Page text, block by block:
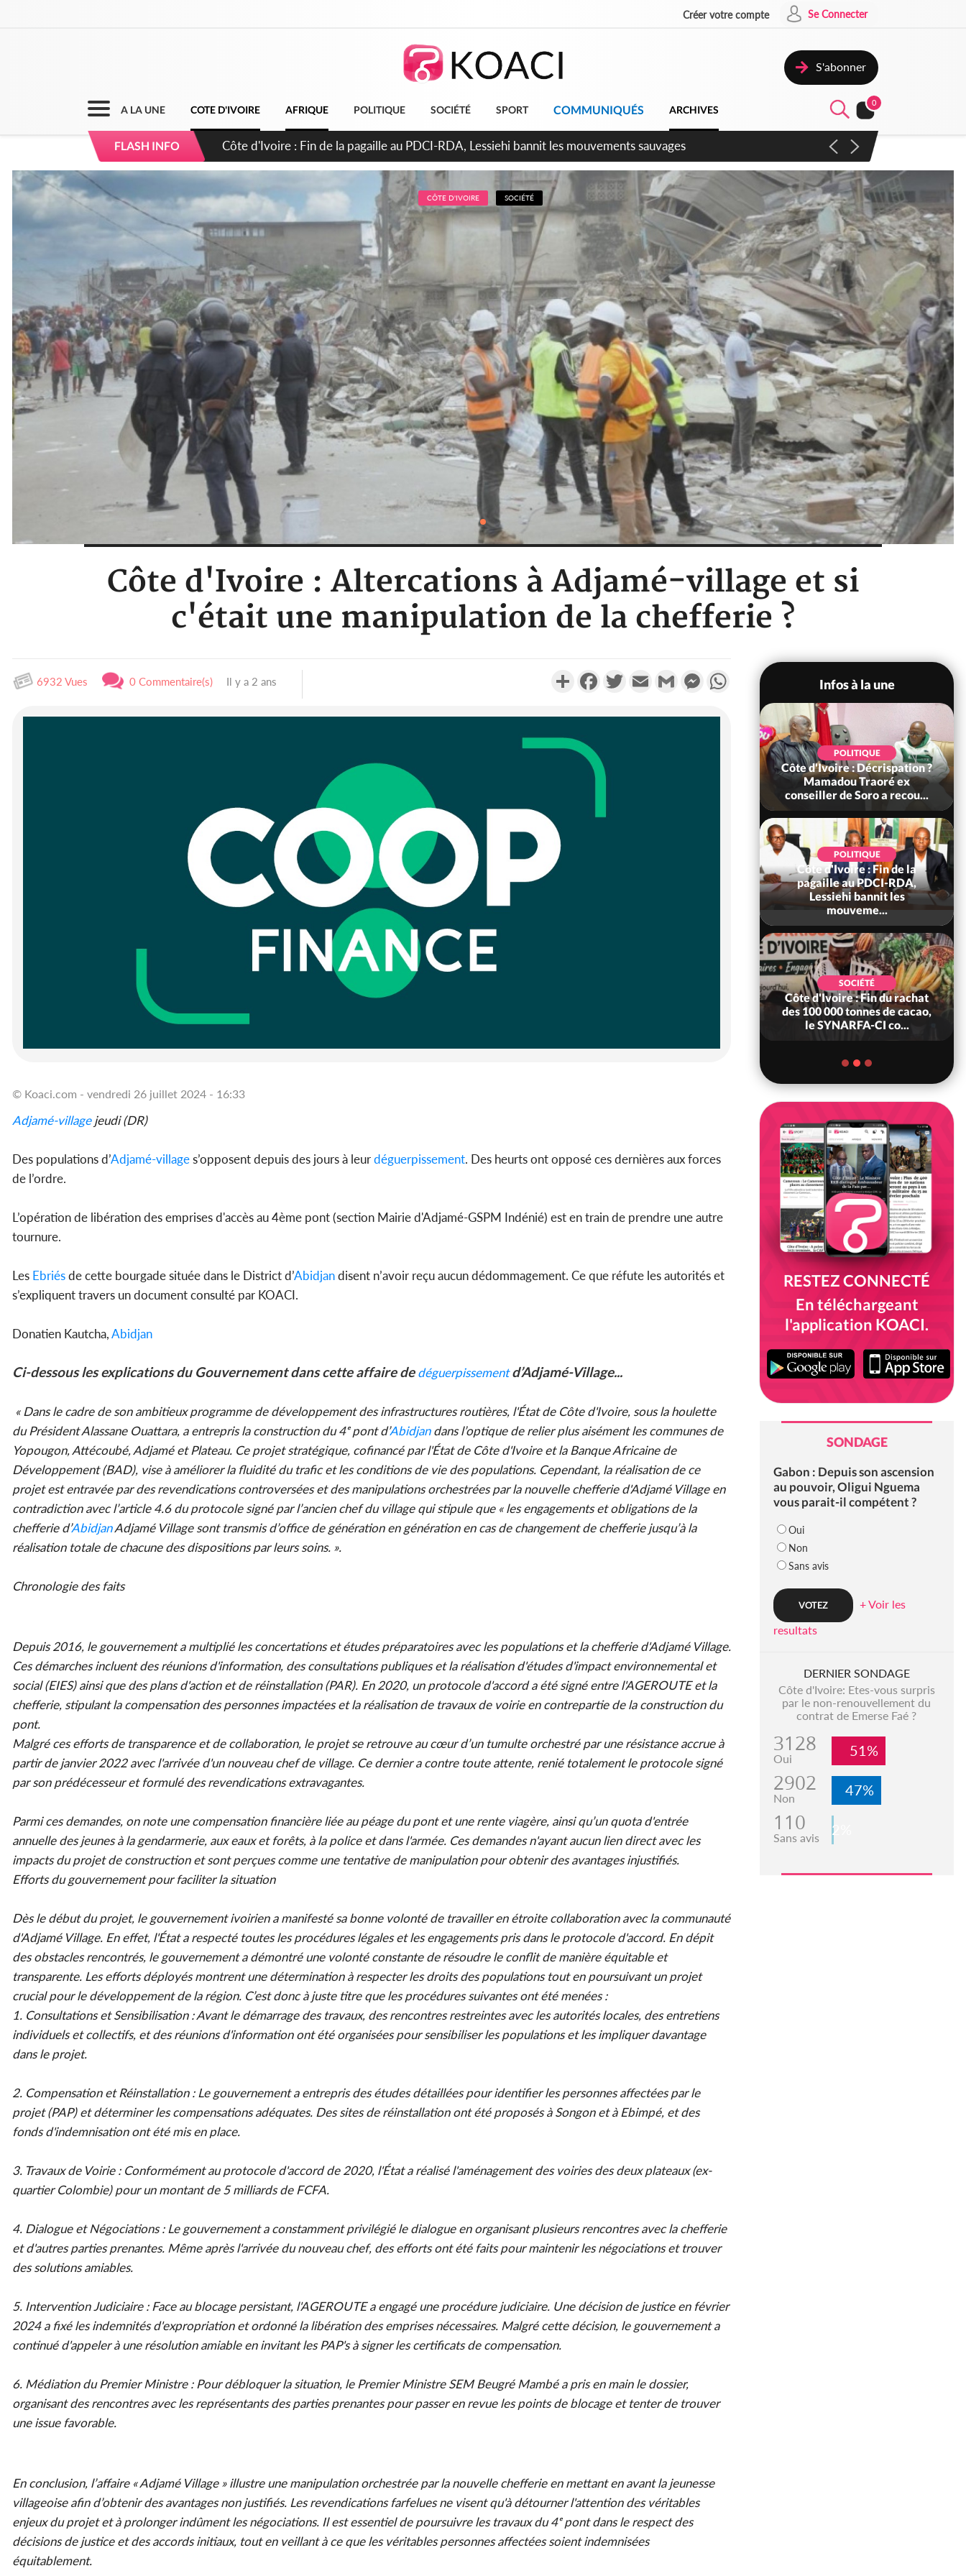
Créer votre compte Se Connecter
S'abonner
A LA UNE COTE D'IVOIRE AFRIQUE POLITIQUE SOCIÉTÉ SPORT COMMUNIQUÉS ARCHIVES
0
FLASH INFO Côte d'Ivoire : Ouattara promet des sanctions contre les déguerpissements illégaux
CÔTE D'IVOIRE SOCIÉTÉ
Côte d'Ivoire : Altercations à Adjamé-village et si
c'était une manipulation de la chefferie ?
6932 Vues 0 Commentaire(s) Il y a 2 ans PartagerFacebookTwitterEmail Gmail MessengerWhatsApp
© Koaci.com - vendredi 26 juillet 2024 - 16:33
Adjamé-villagejeudi (DR)
Des populations d’Adjamé-villages’opposent depuis des jours à leurdéguerpissement. Des heurts ont opposé ces dernières aux forces
de l’ordre.
L’opération de libération des emprises d'accès au 4ème pont (section Mairie d'Adjamé-GSPM Indénié) est en train de prendre une autre
tournure.
Les Ebriésde cette bourgade située dans le District d’Abidjandisent n’avoir reçu aucun dédommagement. Ce que réfute les autorités et
s’expliquent travers un document consulté par KOACI.
Donatien Kautcha,Abidjan
Ci-dessous les explications du Gouvernement dans cette affaire dedéguerpissementd’Adjamé-Village...
« Dans le cadre de son ambitieux programme de développement des infrastructures routières, l'État de Côte d'Ivoire, sous la houlette
du Président Alassane Ouattara, a entrepris la construction du 4ᵉ pont d’Abidjandans l’optique de relier plus aisément les communes de
Yopougon, Attécoubé, Adjamé et Plateau. Ce projet stratégique, cofinancé par l'État de Côte d'Ivoire et la Banque Africaine de
Développement (BAD), vise à améliorer la fluidité du trafic et les conditions de vie des populations. Cependant, la réalisation de ce
projet est entravée par des revendications controversées et des manipulations orchestrées par la nouvelle chefferie d'Adjamé Village en
contradiction avec l’article 4.6 du protocole signé par l’ancien chef du village qui stipule que « les engagements et obligations de la
chefferie d’AbidjanAdjamé Village sont transmis d’office de génération en génération en cas de changement de chefferie jusqu’à la
réalisation totale de chacune des dispositions par leurs soins. ».
Chronologie des faits
Depuis 2016, le gouvernement a multiplié les concertations et études préparatoires avec les populations et la chefferie d'Adjamé Village.
Ces démarches incluent des réunions d'information, des consultations publiques et la réalisation d'études d'impact environnemental et
social (EIES) ainsi que des plans d'action et de réinstallation (PAR). En 2020, un protocole d'accord a été signé entre l'AGEROUTE et la
chefferie, stipulant la compensation des personnes impactées et la réalisation de travaux de voirie en contrepartie de la construction du
pont.
Malgré ces efforts de transparence et de collaboration, le projet se retrouve au cœur d’un tumulte orchestré par une résistance accrue à
partir de janvier 2022 avec l'arrivée d'un nouveau chef de village. Ce dernier a contre toute attente, renié totalement le protocole signé
par son prédécesseur et formulé des revendications extravagantes.
Parmi ces demandes, on note une compensation financière liée au péage du pont et une rente viagère, ainsi qu’un quota d'entrée
annuelle des jeunes à la gendarmerie, aux eaux et forêts, à la police et dans l'armée. Ces demandes n'ayant aucun lien direct avec les
impacts du projet de construction et sont perçues comme une tentative de manipulation pour obtenir des avantages injustifiés.
Efforts du gouvernement pour faciliter la situation
Dès le début du projet, le gouvernement ivoirien a manifesté sa bonne volonté de travailler en étroite collaboration avec la communauté
d'Adjamé Village. En effet, l'État a respecté toutes les procédures légales et les engagements pris dans le protocole d'accord. En dépit
des obstacles rencontrés, le gouvernement a démontré une volonté constante de résoudre le conflit de manière équitable et
transparente. Les efforts déployés montrent une détermination à respecter les droits des populations tout en poursuivant un projet
crucial pour le développement de la région. C’est donc à juste titre que les procédures suivantes ont été menées :
1. Consultations et Sensibilisation : Avant le démarrage des travaux, des rencontres restreintes avec les autorités locales, des entretiens
individuels et collectifs, et des réunions d'information ont été organisées pour sensibiliser les populations et les impliquer davantage
dans le projet.
2. Compensation et Réinstallation : Le gouvernement a entrepris des études détaillées pour identifier les personnes affectées par le
projet (PAP) et déterminer les compensations adéquates. Des sites de réinstallation ont été proposés à Songon et à Ebimpé, et des
fonds d'indemnisation ont été mis en place.
3. Travaux de Voirie : Conformément au protocole d'accord de 2020, l'État a réalisé l'aménagement des voiries des deux plateaux (ex-
quartier Colombie) pour un montant de 5 milliards de FCFA.
4. Dialogue et Négociations : Le gouvernement a constamment privilégié le dialogue en organisant plusieurs rencontres avec la chefferie
et d'autres parties prenantes. Même après l'arrivée du nouveau chef, des efforts ont été faits pour maintenir les négociations et trouver
des solutions amiables.
5. Intervention Judiciaire : Face au blocage persistant, l'AGEROUTE a engagé une procédure judiciaire. Une décision de justice en février
2024 a fixé les indemnités d'expropriation et ordonné la libération des emprises nécessaires. Malgré cette décision, le gouvernement a
continué d'appeler à une résolution amiable en invitant les PAP's à signer les certificats de compensation.
6. Médiation du Premier Ministre : Pour débloquer la situation, le Premier Ministre SEM Beugré Mambé a pris en main le dossier,
organisant des rencontres avec les représentants des parties prenantes pour passer en revue les points de blocage et tenter de trouver
une issue favorable.
En conclusion, l’affaire « Adjamé Village » illustre une manipulation orchestrée par la nouvelle chefferie en mettant en avant la jeunesse
villageoise afin d’obtenir des avantages non justifiés. Les revendications farfelues ne visent qu'à détourner l'attention des véritables
enjeux du projet et à prolonger indûment les négociations. Il est essentiel de poursuivre les travaux du 4ᵉ pont dans le respect des
décisions de justice et des accords initiaux, tout en veillant à ce que les véritables personnes affectées soient indemnisées
équitablement.
Infos à la une
Côte d'Ivoire : Ouattara
promet des sanctions contre
POLITIQUE
Côte d'Ivoire : Décrispation ?
Mamadou Traoré ex
conseiller de Soro a recou...
POLITIQUE
Côte d'Ivoire : Fin de la
pagaille au PDCI-RDA,
Lessiehi bannit les
mouveme...
SOCIÉTÉ
Côte d'Ivoire : Fin du rachat
des 100 000 tonnes de cacao,
le SYNARFA-CI co...
RESTEZ CONNECTÉ
En téléchargeant
l'application KOACI.
SONDAGE
Gabon : Depuis son ascension
au pouvoir, Oligui Nguema
vous parait-il compétent ?
Oui
Non
Sans avis
+ Voir les
resultats
DERNIER SONDAGE
Côte d'Ivoire: Etes-vous surpris
par le non-renouvellement du
contrat de Emerse Faé ?
3128
Oui 51%
2902
Non 47%
110
Sans avis 2%